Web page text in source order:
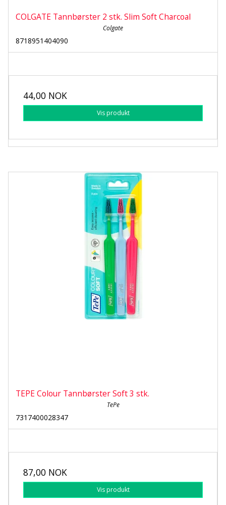
COLGATE Tannbørster 2 stk. Slim Soft Charcoal
Colgate
8718951404090
44,00 NOK
Vis produkt
TEPE Colour Tannbørster Soft 3 stk.
TePe
7317400028347
87,00 NOK
Vis produkt